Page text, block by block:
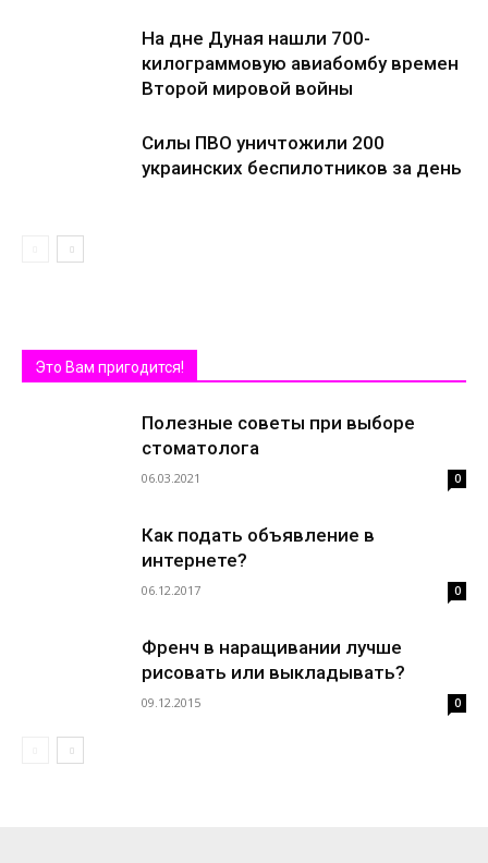
На дне Дуная нашли 700-
килограммовую авиабомбу времен
Второй мировой войны
Силы ПВО уничтожили 200
украинских беспилотников за день
Это Вам пригодится!
Полезные советы при выборе
стоматолога
06.03.2021 0
Как подать объявление в
интернете?
06.12.2017 0
Френч в наращивании лучше
рисовать или выкладывать?
09.12.2015 0